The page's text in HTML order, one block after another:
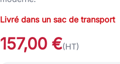
Livré dans un sac de transport
157,00 €(HT)